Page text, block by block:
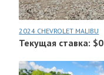
2024 CHEVROLET MALIBU
Текущая ставка: $0